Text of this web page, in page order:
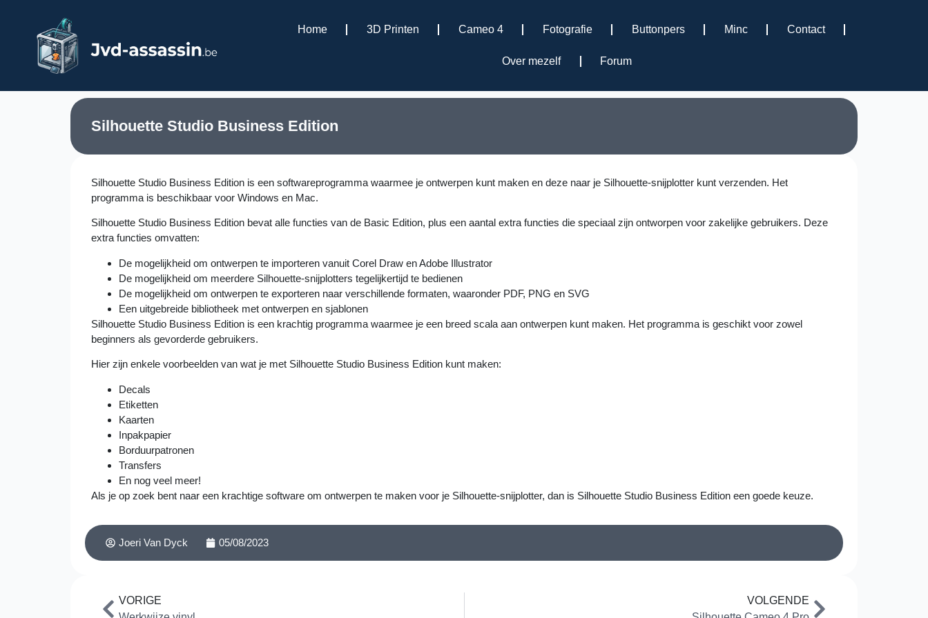
Home 3D Printen Cameo 4 Fotografie Buttonpers Minc Contact
Over mezelf Forum
Silhouette Studio Business Edition
Silhouette Studio Business Edition is een softwareprogramma waarmee je ontwerpen kunt maken en deze naar je Silhouette-snijplotter kunt verzenden. Het
programma is beschikbaar voor Windows en Mac.
Silhouette Studio Business Edition bevat alle functies van de Basic Edition, plus een aantal extra functies die speciaal zijn ontworpen voor zakelijke gebruikers. Deze
extra functies omvatten:
De mogelijkheid om ontwerpen te importeren vanuit Corel Draw en Adobe Illustrator
De mogelijkheid om meerdere Silhouette-snijplotters tegelijkertijd te bedienen
De mogelijkheid om ontwerpen te exporteren naar verschillende formaten, waaronder PDF, PNG en SVG
Een uitgebreide bibliotheek met ontwerpen en sjablonen
Silhouette Studio Business Edition is een krachtig programma waarmee je een breed scala aan ontwerpen kunt maken. Het programma is geschikt voor zowel
beginners als gevorderde gebruikers.
Hier zijn enkele voorbeelden van wat je met Silhouette Studio Business Edition kunt maken:
Decals
Etiketten
Kaarten
Inpakpapier
Borduurpatronen
Transfers
En nog veel meer!
Als je op zoek bent naar een krachtige software om ontwerpen te maken voor je Silhouette-snijplotter, dan is Silhouette Studio Business Edition een goede keuze.
Joeri Van Dyck 05/08/2023
VORIGE
VOLGENDE